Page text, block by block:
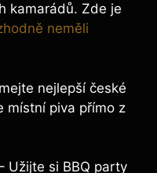
kamarádů.⁢ Zde je
neměli
nejlepší české
místní piva přímo z
Užijte si BBQ party